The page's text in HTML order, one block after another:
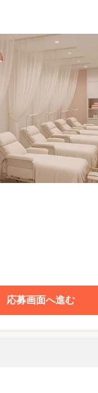
応募画面へ進む